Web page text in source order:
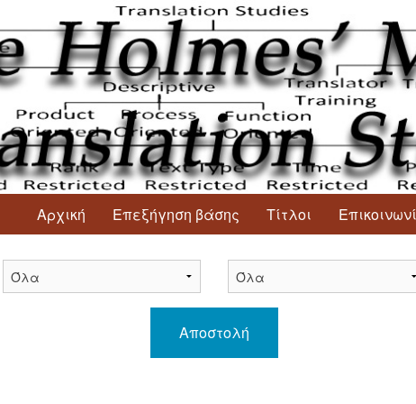
Αρχική Επεξήγηση βάσης Τίτλοι
Αποστολή